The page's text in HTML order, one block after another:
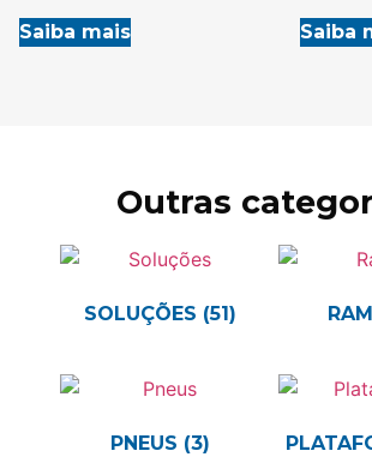
Saiba mais Saiba
Outras
SOLUÇÕES (51)
PNEUS (3)